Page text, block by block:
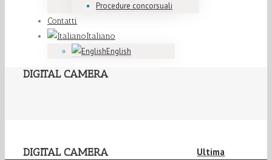
Procedure concorsuali
Contatti
Italiano
English
DIGITAL CAMERA
DIGITAL CAMERA
Ultima